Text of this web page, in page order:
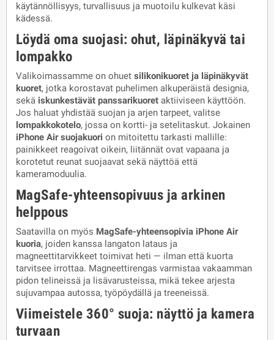
käytännöllisyys, turvallisuus ja muotoilu kulkevat käsi
kädessä.
Löydä oma suojasi: ohut, läpinäkyvä tai
lompakko
Valikoimassamme on ohuet silikonikuoret ja läpinäkyvät
kuoret, jotka korostavat puhelimen alkuperäistä designia,
sekä iskunkestävät panssarikuoret aktiiviseen käyttöön.
Jos haluat yhdistää suojan ja arjen tarpeet, valitse
lompakkokotelo, jossa on kortti- ja setelitaskut. Jokainen
iPhone Air suojakuori on mitoitettu tarkasti mallille:
painikkeet reagoivat oikein, liitännät ovat vapaana ja
korotetut reunat suojaavat sekä näyttöä että
kameramoduulia.
MagSafe-yhteensopivuus ja arkinen
helppous
Saatavilla on myös MagSafe-yhteensopivia iPhone Air
kuoria, joiden kanssa langaton lataus ja
magneettitarvikkeet toimivat heti — ilman että kuorta
tarvitsee irrottaa. Magneettirengas varmistaa vakaamman
pidon telineissä ja lisävarusteissa, mikä tekee arjesta
sujuvampaa autossa, työpöydällä ja treeneissä.
Viimeistele 360° suoja: näyttö ja kamera
turvaan